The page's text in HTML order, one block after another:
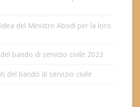
del Ministro Abodi per la loro
bando di servizio civile 2023
del bando di servizio civile